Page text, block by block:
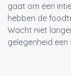
gaat om een
hebben de
Wacht niet
gelegenheid